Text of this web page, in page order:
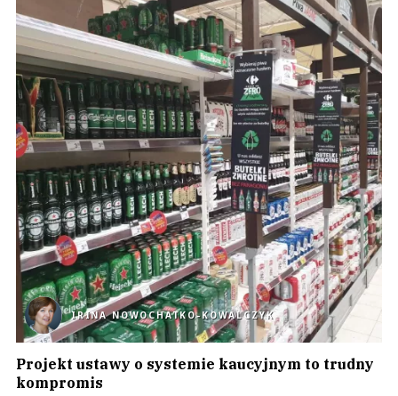
IRINA NOWOCHATKO-KOWALCZYK
Projekt ustawy o systemie kaucyjnym to trudny
kompromis